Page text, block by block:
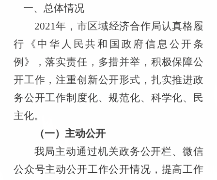
一、总体情况
2021年，市区域经济合作局认真格履
行《中华人民共和国政府信息公开条
例》，落实责任，多措并举，积极保障公
开工作，注重创新公开形式，扎实推进政
务公开工作制度化、规范化、科学化、民
主化。
（一）主动公开
我局主动通过机关政务公开栏、微信
公众号主动公开工作公开情况，提高工作